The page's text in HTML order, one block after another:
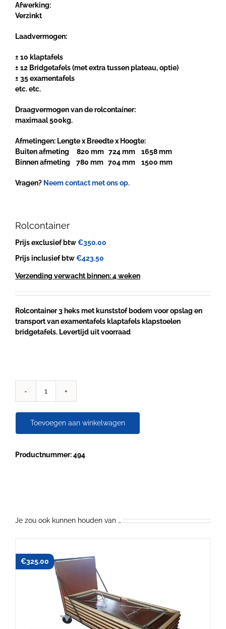
Rolcontainer
Prijs exclusief btw€350.00
Prijs inclusief btw€423.50
Verzending verwacht binnen: 4 weken
Rolcontainer 3 heks met kunststof bodem voor opslag en
transport van examentafels klaptafels klapstoelen
bridgetafels. Levertijd uit voorraad
Rolcontainer
Toevoegen aan winkelwagen
Productnummer: 494
Afwerking:
Verzinkt
Laadvermogen:
± 10 klaptafels
± 12 Bridgetafels (met extra tussen plateau, optie)
± 35 examentafels
etc. etc.
Draagvermogen van de rolcontainer:
maximaal 500kg.
Afmetingen: Lengte x Breedte x Hoogte:
Buiten afmeting 820 mm 724 mm 1658 mm
Binnen afmeting 780 mm 704 mm 1500 mm
Vragen? Neem contact met ons op.
Je zou ook kunnen houden van …
€325.00